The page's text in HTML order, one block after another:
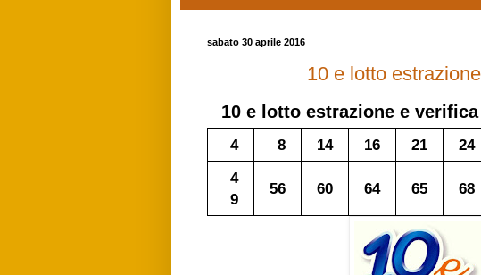
sabato 30 aprile 2016
10 e lotto
10 e lottoestrazione e
4 8 14 16 21 24
4
9
56 60 64 65 68